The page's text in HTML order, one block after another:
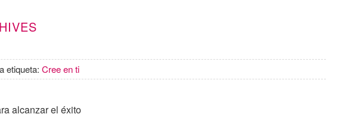
etiqueta: Cree en ti
alcanzar el éxito